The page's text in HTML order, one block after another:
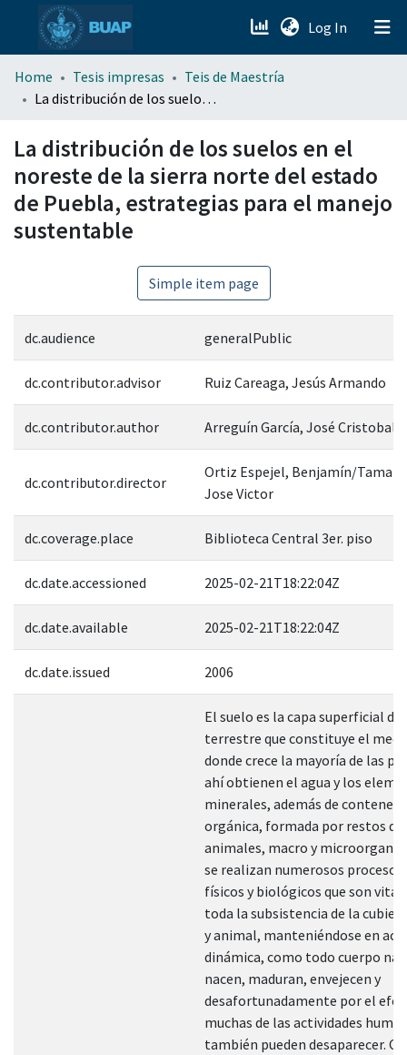
Log In (current)
menu.section.about_menu
Home Tesis impresas
Teis de Maestría
La distribución de los suelos en el noreste de la sierra norte del estado de Puebla, estrategias para el manejo sustentable
La distribución de los suelos en el
noreste de la sierra norte del estado
de Puebla, estrategias para el manejo
sustentable
Simple item page
dc.audience generalPublic
dc.contributor.advisor Ruiz Careaga, Jesús Armando
dc.contributor.author Arreguín García, José Cristobal
dc.contributor.director
Ortiz Espejel, Benjamín/
Jose Victor
dc.coverage.place Biblioteca Central 3er. piso
dc.date.accessioned 2025-02-21T18:22:04Z
dc.date.available 2025-02-21T18:22:04Z
dc.date.issued 2006
El suelo es la capa superficial
terrestre que constituye el
donde crece la mayoría de las
ahí obtienen el agua y los
minerales, además de contener
orgánica, formada por restos
animales, macro y
se realizan numerosos
físicos y biológicos que son
toda la subsistencia de la
y animal, manteniéndose en
dinámica, como todo cuerpo
nacen, maduran, envejecen y
desafortunadamente por el
muchas de las actividades
también pueden desaparecer.